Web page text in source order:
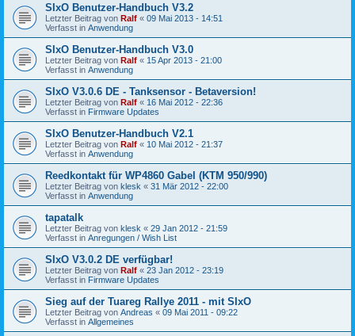
SIxO Benutzer-Handbuch V3.2
Letzter Beitrag von Ralf « 09 Mai 2013 - 14:51
Verfasst in Anwendung
SIxO Benutzer-Handbuch V3.0
Letzter Beitrag von Ralf « 15 Apr 2013 - 21:00
Verfasst in Anwendung
SIxO V3.0.6 DE - Tanksensor - Betaversion!
Letzter Beitrag von Ralf « 16 Mai 2012 - 22:36
Verfasst in Firmware Updates
SIxO Benutzer-Handbuch V2.1
Letzter Beitrag von Ralf « 10 Mai 2012 - 21:37
Verfasst in Anwendung
Reedkontakt für WP4860 Gabel (KTM 950/990)
Letzter Beitrag von klesk « 31 Mär 2012 - 22:00
Verfasst in Anwendung
tapatalk
Letzter Beitrag von klesk « 29 Jan 2012 - 21:59
Verfasst in Anregungen / Wish List
SIxO V3.0.2 DE verfügbar!
Letzter Beitrag von Ralf « 23 Jan 2012 - 23:19
Verfasst in Firmware Updates
Sieg auf der Tuareg Rallye 2011 - mit SIxO
Letzter Beitrag von Andreas « 09 Mai 2011 - 09:22
Verfasst in Allgemeines